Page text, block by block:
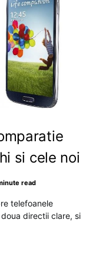
si cele noi
read
telefoanele
directii clare, si